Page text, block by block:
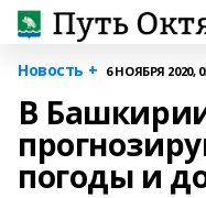
Новость + 6 НОЯБРЯ 2020,
В
погоды и